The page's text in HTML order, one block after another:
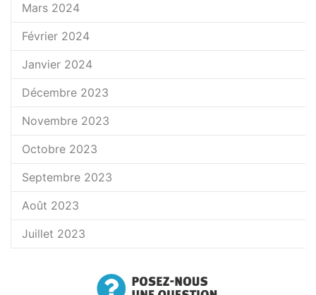
Mars 2024
Février 2024
Janvier 2024
Décembre 2023
Novembre 2023
Octobre 2023
Septembre 2023
Août 2023
Juillet 2023